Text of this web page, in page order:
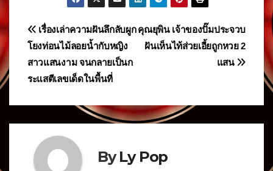
แนะแนว
เรื่อง
คุณยุพิน เจ้าของปั๊มประจวบ
ฝันเห็นไท้ส่วยเอี้ยถูกหวย 2
แสน
เรื่องเล่าความฝันลึกลับผูก
โยงท่อนไม้ลอยน้ำกับหญิง
สาวแสนงาม จนกลายเป็นก
ระแสตีเลขเด็ดในพื้นที่
ByLy Pop